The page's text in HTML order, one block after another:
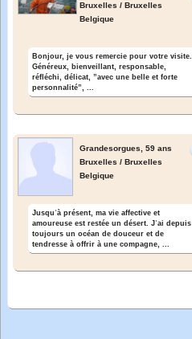
Bruxelles / Bruxelles
Belgique
Bonjour, je vous remercie pour votre visite.
Généreux, bienveillant, responsable,
réfléchi, délicat, ”avec une belle et forte
personnalité”, ...
Grandesorgues,
59 ans
Bruxelles / Bruxelles
Belgique
Jusquʾà présent, ma vie affective et
amoureuse est restée un désert. Jʾai depuis
toujours un océan de douceur et de
tendresse à offrir à une compagne, ...